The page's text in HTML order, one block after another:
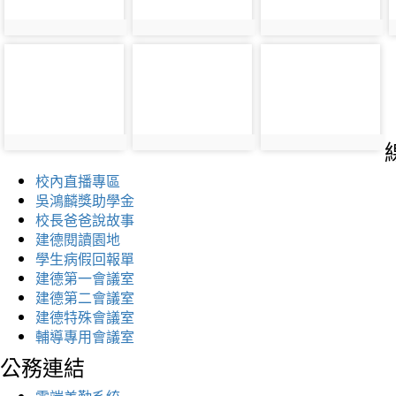
校內直播專區
吳鴻麟獎助學金
校長爸爸說故事
建德閱讀園地
學生病假回報單
建德第一會議室
建德第二會議室
建德特殊會議室
輔導專用會議室
公務連結